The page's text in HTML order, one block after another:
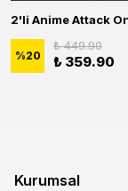
%20
₺ 449.90
₺ 359.90
Kurumsal